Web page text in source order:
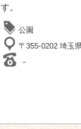
す。
公園
〒355-0202 埼玉
－